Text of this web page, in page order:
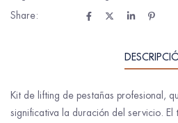
Share:
Kit de lifting de pestañas profesional,
significativa la duración del servicio.